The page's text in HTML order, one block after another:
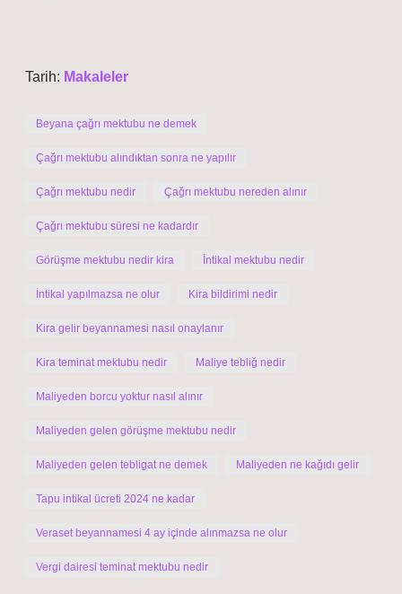
Tarih: Makaleler
Beyana çağrı mektubu ne demek
Çağrı mektubu alındıktan sonra ne yapılır
Çağrı mektubu nedir Çağrı mektubu nereden alınır
Çağrı mektubu süresi ne kadardır
Görüşme mektubu nedir kira İntikal mektubu nedir
İntikal yapılmazsa ne olur Kira bildirimi nedir
Kira gelir beyannamesi nasıl onaylanır
Kira teminat mektubu nedir Maliye tebliğ nedir
Maliyeden borcu yoktur nasıl alınır
Maliyeden gelen görüşme mektubu nedir
Maliyeden gelen tebligat ne demek Maliyeden ne kağıdı gelir
Tapu intikal ücreti 2024 ne kadar
Veraset beyannamesi 4 ay içinde alınmazsa ne olur
Vergi dairesi teminat mektubu nedir